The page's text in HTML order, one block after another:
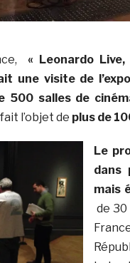
« Leonardo
une visite de
500 salles de
l’objet de plus de
Le
dans
mais
de